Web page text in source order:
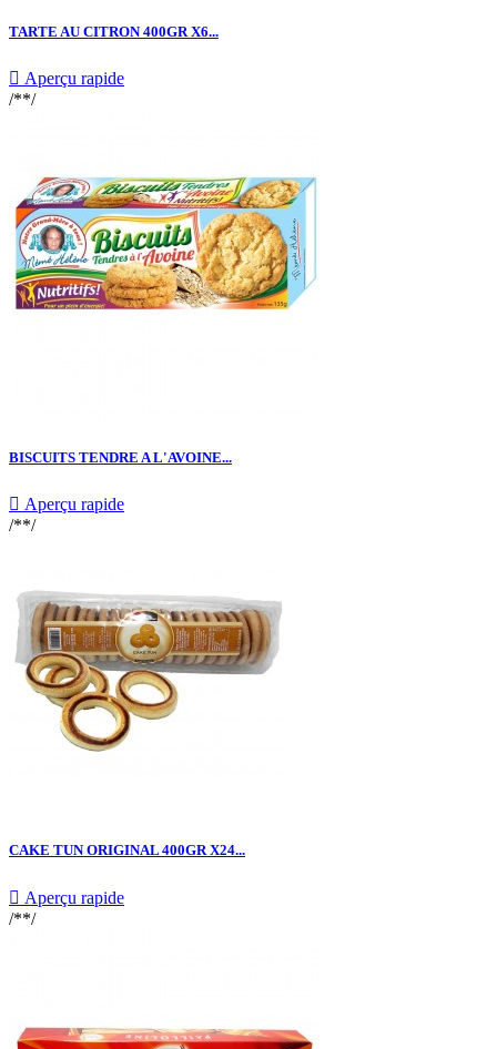
TARTE AU CITRON 400GR X6...
 Aperçu rapide
/**/
BISCUITS TENDRE A L'AVOINE...
 Aperçu rapide
/**/
CAKE TUN ORIGINAL 400GR X24...
 Aperçu rapide
/**/